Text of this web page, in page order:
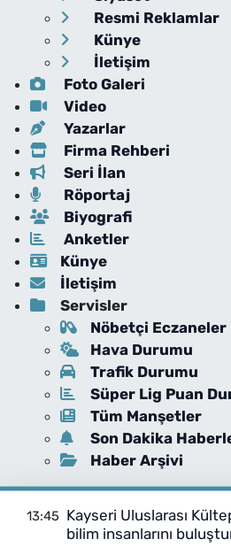
Resmi Reklamlar
Künye
İletişim
Foto Galeri
Video
Yazarlar
Firma Rehberi
Seri İlan
Röportaj
Biyografi
Anketler
Künye
İletişim
Servisler
Nöbetçi Eczaneler
Hava Durumu
Trafik Durumu
Süper Lig Puan
Tüm Manşetler
Son Dakika
Haber Arşivi
13:45 Kayseri Uluslarası
bilim insanlarını